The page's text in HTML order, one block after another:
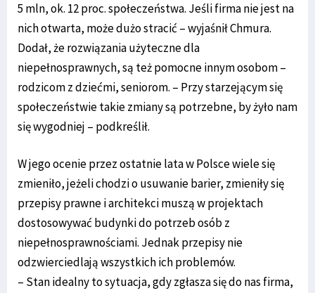
5 mln, ok. 12 proc. społeczeństwa. Jeśli firma nie jest na
nich otwarta, może dużo stracić – wyjaśnił Chmura.
Dodał, że rozwiązania użyteczne dla
niepełnosprawnych, są też pomocne innym osobom –
rodzicom z dziećmi, seniorom. – Przy starzejącym się
społeczeństwie takie zmiany są potrzebne, by żyło nam
się wygodniej – podkreślił.
W jego ocenie przez ostatnie lata w Polsce wiele się
zmieniło, jeżeli chodzi o usuwanie barier, zmieniły się
przepisy prawne i architekci muszą w projektach
dostosowywać budynki do potrzeb osób z
niepełnosprawnościami. Jednak przepisy nie
odzwierciedlają wszystkich ich problemów.
– Stan idealny to sytuacja, gdy zgłasza się do nas firma,